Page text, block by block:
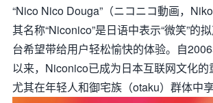
“Nico Nico Douga”（ニコニコ動画，
其名称“Niconico”是日语中表示“微笑”的
台希望带给用户轻松愉快的体验。自
以来，Niconico已成为日本互联网文化的
尤其在年轻人和御宅族（otaku）群体中享